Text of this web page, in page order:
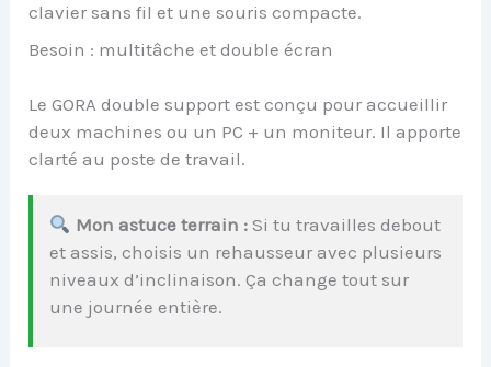
clavier sans fil et une souris compacte.
Besoin : multitâche et double écran
Le GORA double support est conçu pour accueillir
deux machines ou un PC + un moniteur. Il apporte
clarté au poste de travail.
Mon astuce terrain :Si tu travailles debout
et assis, choisis un rehausseur avec plusieurs
niveaux d’inclinaison. Ça change tout sur
une journée entière.